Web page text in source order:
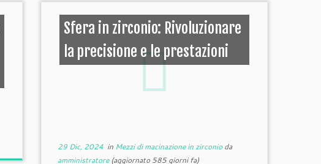
Sfera in zirconio: Rivoluzionare
la precisione e le prestazioni
29 Dic, 2024in Mezzi di macinazione in zirconioda
amministratore(aggiornato 585 giorni fa)